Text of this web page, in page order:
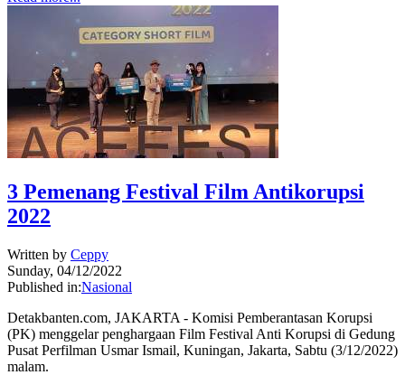
3 Pemenang Festival Film Antikorupsi
2022
Written by Ceppy
Sunday, 04/12/2022
Published in:Nasional
Detakbanten.com, JAKARTA - Komisi Pemberantasan Korupsi
(PK) menggelar penghargaan Film Festival Anti Korupsi di Gedung
Pusat Perfilman Usmar Ismail, Kuningan, Jakarta, Sabtu (3/12/2022)
malam.